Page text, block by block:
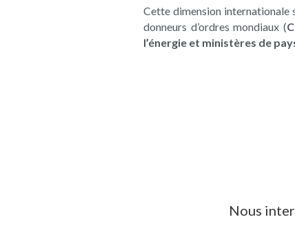
Cette dimension internationale
donneurs d’ordres mondiaux (
l’énergie et ministères de
Nous